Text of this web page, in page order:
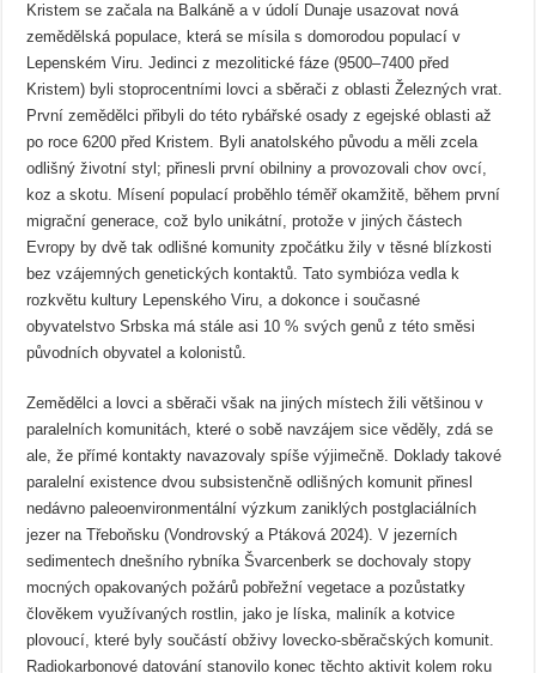
Kristem se začala na Balkáně a v údolí Dunaje usazovat nová
zemědělská populace, která se mísila s domorodou populací v
Lepenském Viru. Jedinci z mezolitické fáze (9500–7400 před
Kristem) byli stoprocentními lovci a sběrači z oblasti Železných vrat.
První zemědělci přibyli do této rybářské osady z egejské oblasti až
po roce 6200 před Kristem. Byli anatolského původu a měli zcela
odlišný životní styl; přinesli první obilniny a provozovali chov ovcí,
koz a skotu. Mísení populací proběhlo téměř okamžitě, během první
migrační generace, což bylo unikátní, protože v jiných částech
Evropy by dvě tak odlišné komunity zpočátku žily v těsné blízkosti
bez vzájemných genetických kontaktů. Tato symbióza vedla k
rozkvětu kultury Lepenského Viru, a dokonce i současné
obyvatelstvo Srbska má stále asi 10 % svých genů z této směsi
původních obyvatel a kolonistů.
Zemědělci a lovci a sběrači však na jiných místech žili většinou v
paralelních komunitách, které o sobě navzájem sice věděly, zdá se
ale, že přímé kontakty navazovaly spíše výjimečně. Doklady takové
paralelní existence dvou subsistenčně odlišných komunit přinesl
nedávno paleoenvironmentální výzkum zaniklých postglaciálních
jezer na Třeboňsku (Vondrovský a Ptáková 2024). V jezerních
sedimentech dnešního rybníka Švarcenberk se dochovaly stopy
mocných opakovaných požárů pobřežní vegetace a pozůstatky
člověkem využívaných rostlin, jako je líska, maliník a kotvice
plovoucí, které byly součástí obživy lovecko-sběračských komunit.
Radiokarbonové datování stanovilo konec těchto aktivit kolem roku